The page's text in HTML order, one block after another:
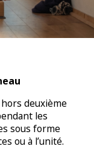
deuxième
les
sous forme
ou à l’unité.